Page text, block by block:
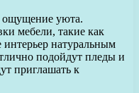
ощущение уюта.
мебели, такие как
натуральным
подойдут пледы и
приглашать к